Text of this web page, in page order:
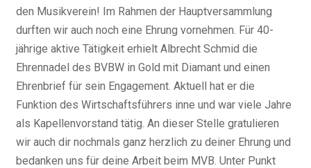
den Musikverein! Im Rahmen der Hauptversammlung
durften wir auch noch eine Ehrung vornehmen. Für 40-
jährige aktive Tätigkeit erhielt Albrecht Schmid die
Ehrennadel des BVBW in Gold mit Diamant und einen
Ehrenbrief für sein Engagement. Aktuell hat er die
Funktion des Wirtschaftsführers inne und war viele Jahre
als Kapellenvorstand tätig. An dieser Stelle gratulieren
wir auch dir nochmals ganz herzlich zu deiner Ehrung und
bedanken uns für deine Arbeit beim MVB. Unter Punkt